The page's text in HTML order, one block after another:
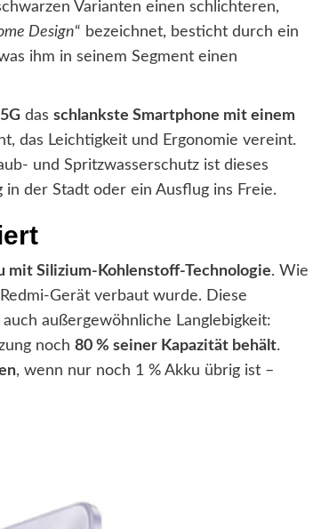
Varianten einen schlichteren,
Design“ bezeichnet, besticht durch ein
ihm in seinem Segment einen
das schlankste Smartphone mit einem
das Leichtigkeit und Ergonomie vereint.
und Spritzwasserschutz ist dieses
der Stadt oder ein Ausflug ins Freie.
mit Silizium-Kohlenstoff-Technologie. Wie
Gerät verbaut wurde. Diese
außergewöhnliche Langlebigkeit:
noch 80 % seiner Kapazität behält.
, wenn nur noch 1 % Akku übrig ist –